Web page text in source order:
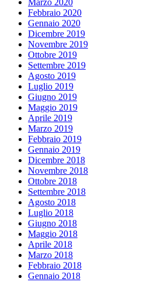
Febbraio 2020
Gennaio 2020
Dicembre 2019
Novembre 2019
Ottobre 2019
Settembre 2019
Agosto 2019
Luglio 2019
Giugno 2019
Maggio 2019
Aprile 2019
Marzo 2019
Febbraio 2019
Gennaio 2019
Dicembre 2018
Novembre 2018
Ottobre 2018
Settembre 2018
Agosto 2018
Luglio 2018
Giugno 2018
Maggio 2018
Aprile 2018
Marzo 2018
Febbraio 2018
Gennaio 2018